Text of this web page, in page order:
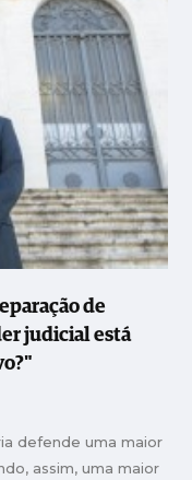
de
judicial está
defende uma maior
assim, uma maior